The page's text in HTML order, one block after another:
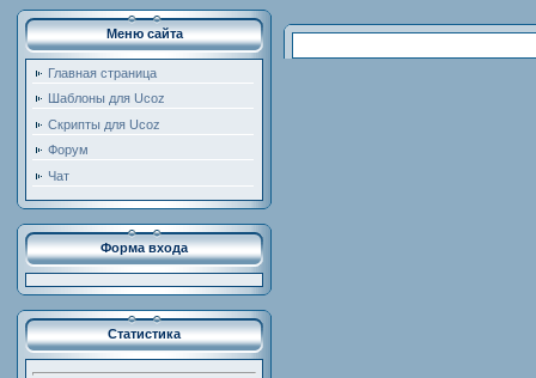
Меню сайта
Главная страница
Шаблоны для Ucoz
Скрипты для Ucoz
Форум
Чат
Форма входа
Статистика